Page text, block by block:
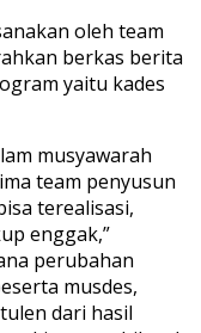
oleh team
berkas berita
yaitu kades
musyawarah
team penyusun
terealisasi,
enggak,”
perubahan
musdes,
dari hasil